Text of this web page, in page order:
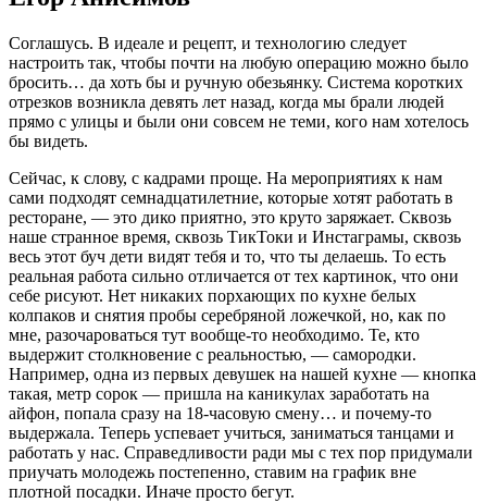
Соглашусь. В идеале и рецепт, и технологию следует
настроить так, чтобы почти на любую операцию можно было
бросить… да хоть бы и ручную обезьянку. Система коротких
отрезков возникла девять лет назад, когда мы брали людей
прямо с улицы и были они совсем не теми, кого нам хотелось
бы видеть.
Сейчас, к слову, с кадрами проще. На мероприятиях к нам
сами подходят семнадцатилетние, которые хотят работать в
ресторане, — это дико приятно, это круто заряжает. Сквозь
наше странное время, сквозь ТикТоки и Инстаграмы, сквозь
весь этот буч дети видят тебя и то, что ты делаешь. То есть
реальная работа сильно отличается от тех картинок, что они
себе рисуют. Нет никаких порхающих по кухне белых
колпаков и снятия пробы серебряной ложечкой, но, как по
мне, разочароваться тут вообще-то необходимо. Те, кто
выдержит столкновение с реальностью, — самородки.
Например, одна из первых девушек на нашей кухне — кнопка
такая, метр сорок — пришла на каникулах заработать на
айфон, попала сразу на 18-часовую смену… и почему-то
выдержала. Теперь успевает учиться, заниматься танцами и
работать у нас. Справедливости ради мы с тех пор придумали
приучать молодежь постепенно, ставим на график вне
плотной посадки. Иначе просто бегут.